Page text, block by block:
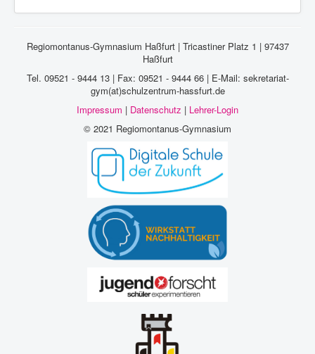
Regiomontanus-Gymnasium Haßfurt | Tricastiner Platz 1 | 97437
Haßfurt
Tel. 09521 - 9444 13 | Fax: 09521 - 9444 66 | E-Mail: sekretariat-
gym(at)schulzentrum-hassfurt.de
Impressum | Datenschutz | Lehrer-Login
© 2021 Regiomontanus-Gymnasium